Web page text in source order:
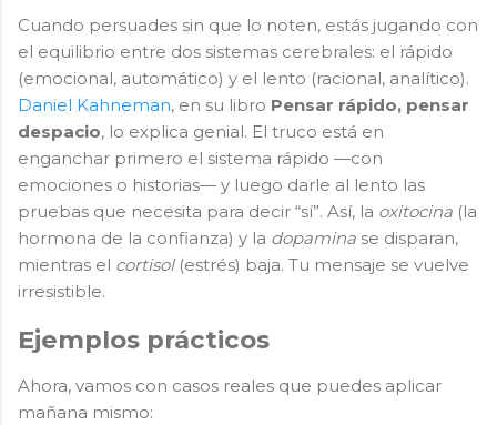
Cuando persuades sin que lo noten, estás jugando con
el equilibrio entre dos sistemas cerebrales: el rápido
(emocional, automático) y el lento (racional, analítico).
Daniel Kahneman, en su libro Pensar rápido, pensar
despacio, lo explica genial. El truco está en
enganchar primero el sistema rápido —con
emociones o historias— y luego darle al lento las
pruebas que necesita para decir “sí”. Así, la oxitocina (la
hormona de la confianza) y la dopamina se disparan,
mientras el cortisol(estrés) baja. Tu mensaje se vuelve
irresistible.
Ejemplos prácticos
Ahora, vamos con casos reales que puedes aplicar
mañana mismo: